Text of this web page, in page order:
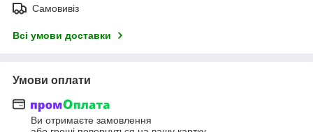
Самовивіз
Всі умови доставки
Умови оплати
Ви отримаєте замовлення